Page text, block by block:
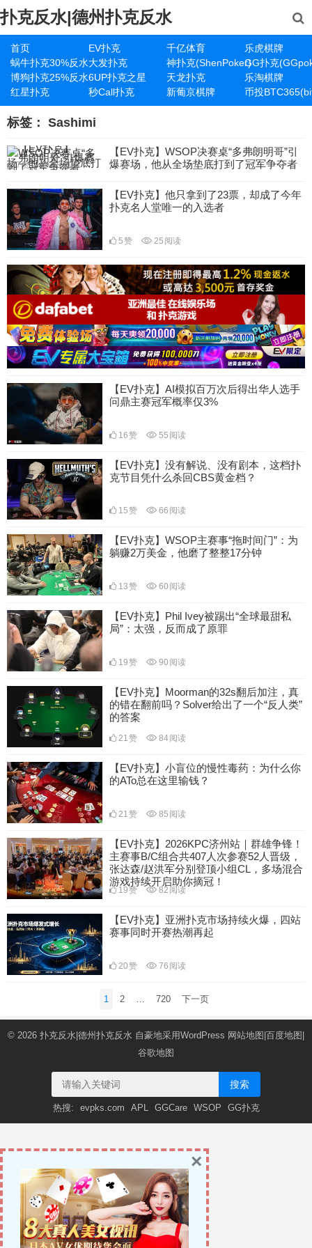
扑克反水|德州扑克反水
首页 EV扑克 千亿体育
乐虎棋牌
蜗牛扑克30%反水大发扑克 神扑克(ShenPoker)GG扑克
博狗扑克25%反水6UP扑克之星 天龙扑克
乐淘棋牌
红星扑克
秒Call扑克 新葡京棋牌 币投
标签： Sashimi
【EV扑克】WSOP决赛桌“多弗朗明哥”引
爆赛场，他从全场垫底打到了冠军争夺者
7赞 28阅读
【EV扑克】他只拿到了23票，却成了今年
扑克名人堂唯一的入选者
5赞 25 阅读
【EV扑克】AI模拟百万次后得出华人选手
问鼎主赛冠军概率仅3%
16赞 55 阅读
【EV扑克】没有解说、没有剧本，这档扑
克节目凭什么杀回CBS黄金档？
15赞 66 阅读
【EV扑克】WSOP主赛事“拖时间门”：为
躺赚2万美金，他磨了整整17分钟
13赞 60 阅读
【EV扑克】Phil Ivey被踢出“全球最甜私
局”：太强，反而成了原罪
19赞 90 阅读
【EV扑克】Moorman的32s翻后加注，真
的错在翻前吗？Solver给出了一个“反人类”
的答案
21赞 84阅读
【EV扑克】小盲位的慢性毒药：为什么你
的ATo总在这里输钱？
21赞 85 阅读
【EV扑克】2026KPC济州站｜群雄争锋！
主赛事B/C组合共407人次参赛52人晋级，
张达森/赵洪军分别登顶小组CL，多场混合
游戏持续开启助你摘冠！
19赞 82 阅读
【EV扑克】亚洲扑克市场持续火爆，四站
赛事同时开赛热潮再起
20赞 76 阅读
1 2 720 下一页
© 2026 扑克反水|德州扑克反水 自豪地采用WordPress 网站地图 百度地图
谷歌地图
搜索
热搜: evpks.com APL GGCare WSOP GG扑克
×